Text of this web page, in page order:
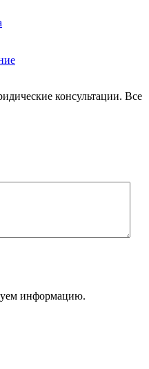
консультации. Все
информацию.